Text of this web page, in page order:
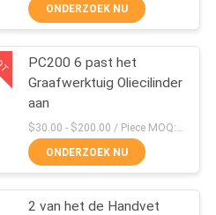
van de
158
ONDERZOEK NU
PC200 6 past het
Graafwerktuig Oliecilinder
aan
ONDERZOEK NU
2 van het de Handvet